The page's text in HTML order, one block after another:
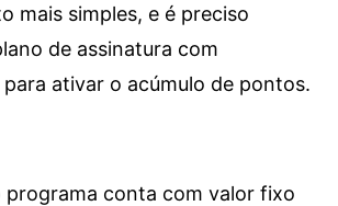
mais simples, e é preciso
de assinatura com
para ativar o acúmulo de pontos.
programa conta com valor fixo